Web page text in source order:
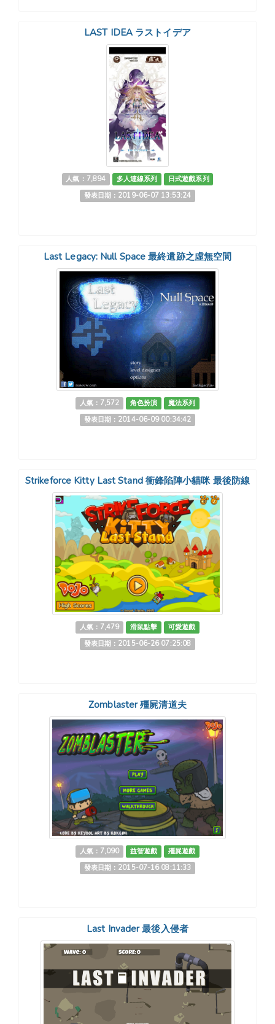
LAST IDEA ラストイデア
人氣：7,894 多人連線系列
日式遊戲系列
發表日期：2019-06-07 13:53:24
Last Legacy: Null Space 最終遺跡之虛無空間
人氣：7,572 角色扮演
魔法系列
發表日期：2014-06-09 00:34:42
Strikeforce Kitty Last Stand 衝鋒陷陣小貓咪 最後防線
人氣：7,479 滑鼠點擊
可愛遊戲
發表日期：2015-06-26 07:25:08
Zomblaster 殭屍清道夫
人氣：7,090 益智遊戲
殭屍遊戲
發表日期：2015-07-16 08:11:33
Last Invader 最後入侵者